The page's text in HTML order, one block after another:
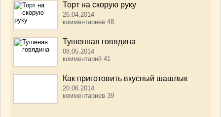
Торт на скорую руку
26.04.2014
комментариев 48
Тушенная говядина
08.05.2014
комментарий 41
Как приготовить вкусный шашлык
20.06.2014
комментариев 39